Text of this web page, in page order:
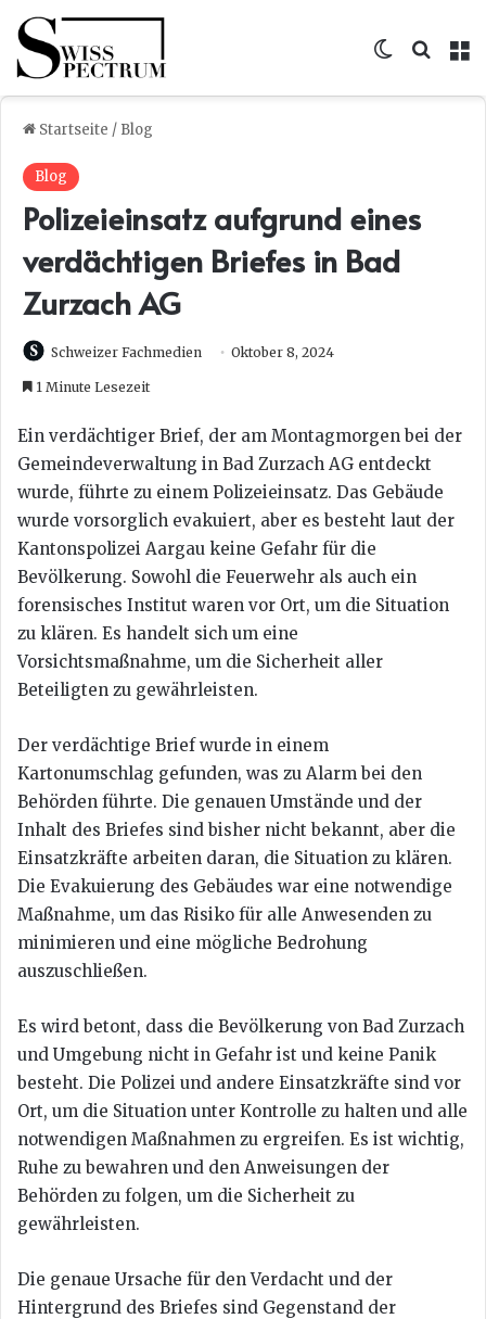
Skin
Startseite / Blog
Blog
Polizeieinsatz aufgrund eines
verdächtigen Briefes in Bad
Zurzach AG
Schweizer Fachmedien Oktober 8, 2024
1 Minute Lesezeit
Ein verdächtiger Brief, der am Montagmorgen bei der
Gemeindeverwaltung in Bad Zurzach AG entdeckt
wurde, führte zu einem Polizeieinsatz. Das Gebäude
wurde vorsorglich evakuiert, aber es besteht laut der
Kantonspolizei Aargau keine Gefahr für die
Bevölkerung. Sowohl die Feuerwehr als auch ein
forensisches Institut waren vor Ort, um die Situation
zu klären. Es handelt sich um eine
Vorsichtsmaßnahme, um die Sicherheit aller
Beteiligten zu gewährleisten.
Der verdächtige Brief wurde in einem
Kartonumschlag gefunden, was zu Alarm bei den
Behörden führte. Die genauen Umstände und der
Inhalt des Briefes sind bisher nicht bekannt, aber die
Einsatzkräfte arbeiten daran, die Situation zu klären.
Die Evakuierung des Gebäudes war eine notwendige
Maßnahme, um das Risiko für alle Anwesenden zu
minimieren und eine mögliche Bedrohung
auszuschließen.
Es wird betont, dass die Bevölkerung von Bad Zurzach
und Umgebung nicht in Gefahr ist und keine Panik
besteht. Die Polizei und andere Einsatzkräfte sind vor
Ort, um die Situation unter Kontrolle zu halten und alle
notwendigen Maßnahmen zu ergreifen. Es ist wichtig,
Ruhe zu bewahren und den Anweisungen der
Behörden zu folgen, um die Sicherheit zu
gewährleisten.
Die genaue Ursache für den Verdacht und der
Hintergrund des Briefes sind Gegenstand der